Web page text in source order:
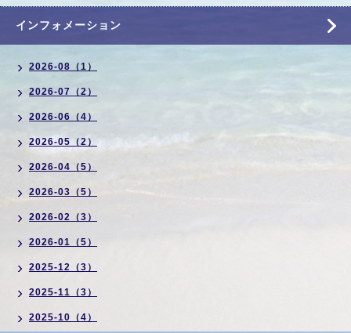
インフォメーション
2026-08（1）
2026-07（2）
2026-06（4）
2026-05（2）
2026-04（5）
2026-03（5）
2026-02（3）
2026-01（5）
2025-12（3）
2025-11（3）
2025-10（4）